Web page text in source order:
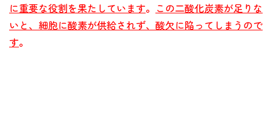
に重要な役割を果たしています。 この二酸化炭素が足りな
いと、細胞に酸素が供給されず、酸欠に陥ってしまうので
す。